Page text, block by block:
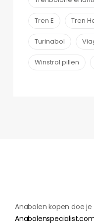
Tren E Tren
Turinabol
Winstrol pillen
Anabolen kopen doe